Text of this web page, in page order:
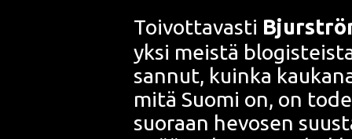
Toi­vot­ta­vas­ti
yksi meis­tä
san­nut, kuin­ka
mitä Suo­mi on, on
suo­raan hevo­sen